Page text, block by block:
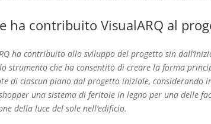
ha contribuito VisualARQ al
ha contribuito allo sviluppo del progetto sin
strumento che ha consentito di creare la forma
di ciascun piano dal progetto iniziale,
una sistema di feritoie in legno per una delle
della luce del sole nell’edificio.